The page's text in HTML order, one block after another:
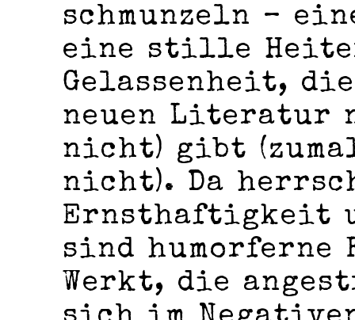
schmunzeln –
eine stille
Gelassenheit,
neuen Literatur
nicht) gibt
nicht). Da
Ernsthaftigkeit
sind
Werkt, die